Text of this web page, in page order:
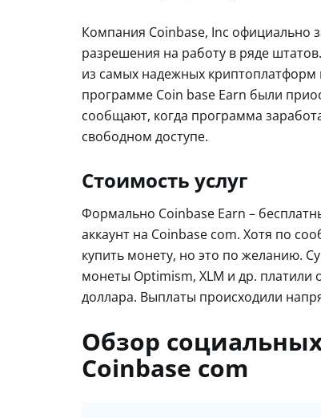
Компания Coinbase, Inc официально
разрешения на работу в ряде
из самых надежных криптоплатформ
программе Coin base Earn были
сообщают, когда программа
свободном доступе.
Стоимость услуг
Формально Coinbase Earn –
аккаунт на Coinbase com. Хотя по
купить монету, но это по желанию.
монеты Optimism, XLM и др. платили
доллара. Выплаты происходили
Обзор
Coinbase com